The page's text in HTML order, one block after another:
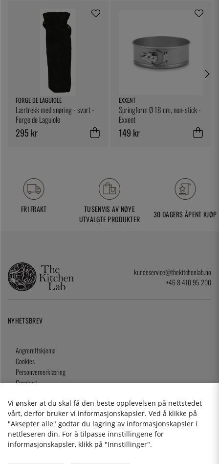
FORGE DE LAGUIOLE
Lærtrekk med snøring - svart -
Forge de Laguiole
295 kr
EXXENT
Springform Ø 18 cm, non-stick -
Exxent
149 kr
FRI FRAKT
TUSENVIS AV NØYE
UTVALGTE PRODUKTER
30 DAGERS ÅPENT KJØP
kundeservice@thekitchenlab.no
+46 8 410 95 200
NYHETSBREV
Angrerettskjema
Cookies
Personvernerklæring
Gavekort
2026 KitchenLab AB
Vi ønsker at du skal få den beste opplevelsen på nettstedet
vårt, derfor bruker vi informasjonskapsler. Ved å klikke på
"Aksepter alle" godtar du lagring av informasjonskapsler i
nettleseren din. For å tilpasse innstillingene for
informasjonskapsler, klikk på "Innstillinger".